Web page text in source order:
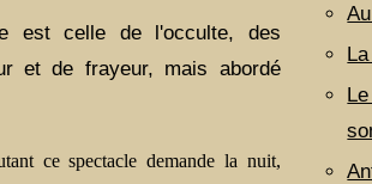
est celle de l'occulte, des
et de frayeur, mais abordé
ce spectacle demande la nuit,